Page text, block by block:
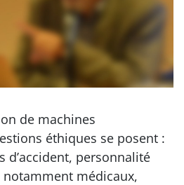
de machines
éthiques se posent :
d’accident, personnalité
médicaux,